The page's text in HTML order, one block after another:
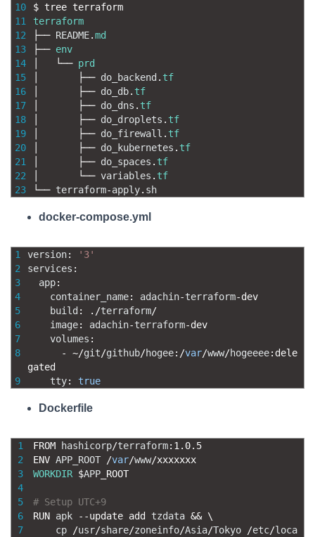
10
11
12
13
14
15
16
17
18
19
20
21
22
23
$ tree terraform
terraform
├── README.md
├── env
└── prd
├── do_backend . tf
├── do_db. tf
├── do_dns . tf
├── do_droplets . tf
├── do_firewall . tf
├── do_kubernetes . tf
├── do_spaces . tf
└── variables . tf
└── terraform-apply. sh
docker-compose.yml
1
2
3
4
5
6
7
8
9
version:
'3'
services :
app:
container_name: adachin-terraform-dev
build : . /terraform/
image: adachin-terraform-dev
volumes :
-
~/git/github/hogee: /var/www/hogeeee: dele
gated
tty: true
Dockerfile
1
2
3
4
5
6
7
FROM hashicorp/terraform: 1.0.5
ENV APP_ROOT /var/www/xxxxxxx
WORKDIR $APP ROOT
# Setup UTC+9
RUN apk --update add tzdata && \
cp
/usr/share/zoneinfo/Asia/Tokyo /etc/loca